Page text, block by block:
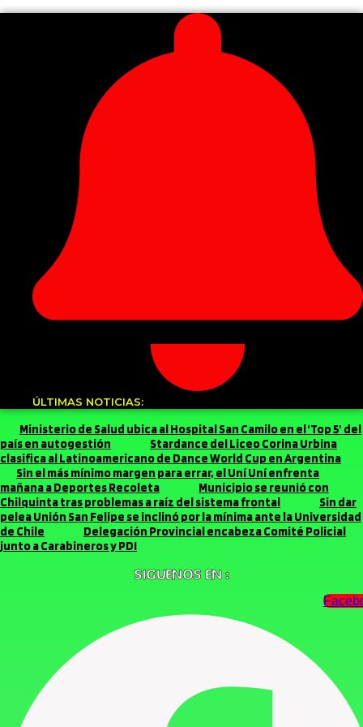
ÚLTIMAS NOTICIAS:
Ministerio de Salud ubica al Hospital San Camilo en el ‘Top 5’ del
país en autogestión
Stardance del Liceo Corina Urbina
clasifica al Latinoamericano de Dance World Cup en Argentina
Sin el más mínimo margen para errar, el Uní Uní enfrenta
mañana a Deportes Recoleta
Municipio se reunió con
Chilquinta tras problemas a raíz del sistema frontal
Sin dar
pelea Unión San Felipe se inclinó por la mínima ante la Universidad
de Chile
Delegación Provincial encabeza Comité Policial
junto a Carabineros y PDI
SIGUENOS EN :